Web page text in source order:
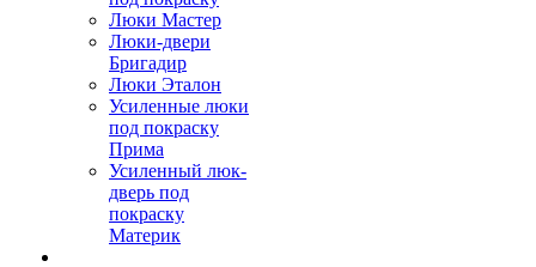
Люки Мастер
Люки-двери
Бригадир
Люки Эталон
Усиленные люки
под покраску
Прима
Усиленный люк-
дверь под
покраску
Материк